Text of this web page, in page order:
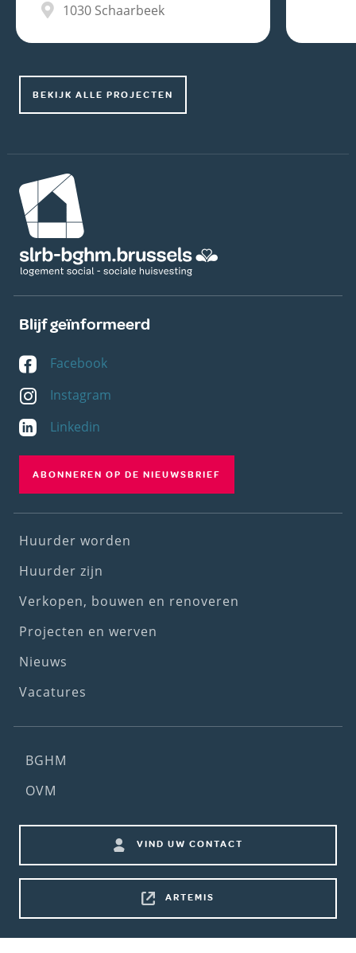
1030 Schaarbeek
BEKIJK ALLE PROJECTEN
Afbeelding
Blijf geïnformeerd
Facebook
Instagram
Linkedin
ABONNEREN OP DE NIEUWSBRIEF
Footer
(1st
menu)
Huurder worden
Huurder zijn
Verkopen, bouwen en renoveren
Projecten en werven
Nieuws
Vacatures
Footer
(2nd
BGHM
OVM
shortcuts
VIND UW CONTACT
ARTEMIS